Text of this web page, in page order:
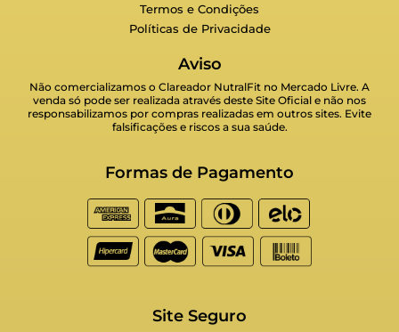
Termos e Condições
Políticas de Privacidade
Aviso
Não comercializamos o Clareador NutralFit no Mercado Livre. A
venda só pode ser realizada através deste Site Oficial e não nos
responsabilizamos por compras realizadas em outros sites. Evite
falsificações e riscos a sua saúde.
Formas de Pagamento
Site Seguro